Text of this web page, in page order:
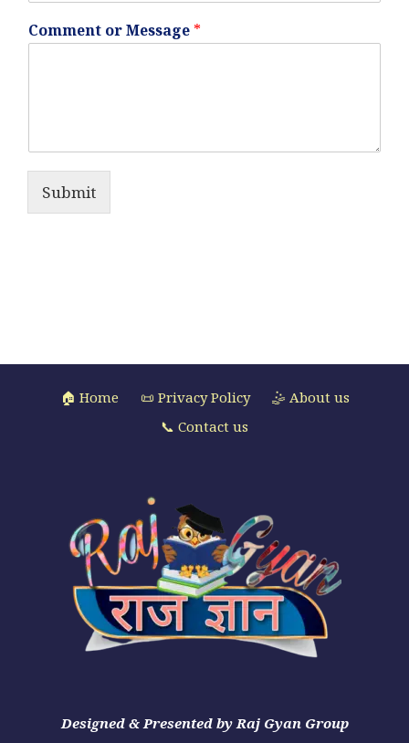
Comment or Message *
Submit
🏠 Home 📜 Privacy Policy
🤹 About us
📞 Contact us
Designed & Presented by Raj Gyan Group